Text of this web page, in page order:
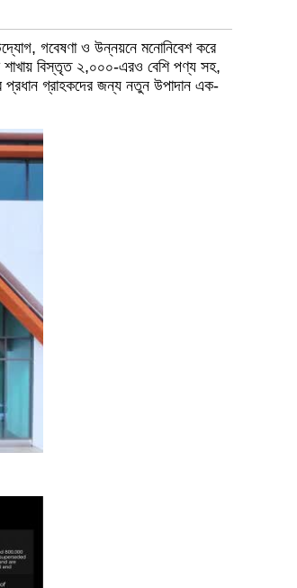
গবেষণা ও উন্নয়নে মনোনিবেশ করে
শাখায় বিস্তৃত ২,০০০-এরও বেশি পণ্য সহ,
প্রধান গ্রাহকদের জন্য নতুন উপাদান এক-